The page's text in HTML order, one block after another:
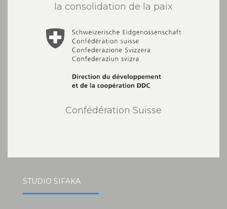
la consolidation de la paix
Confédération Suisse
STUDIO SIFAKA